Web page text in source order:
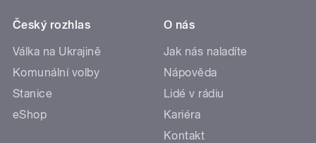
Český rozhlas
Válka na Ukrajině
Komunální volby
Stanice
eShop
O nás
Jak nás naladíte
Nápověda
Lidé v rádiu
Kariéra
Kontakt